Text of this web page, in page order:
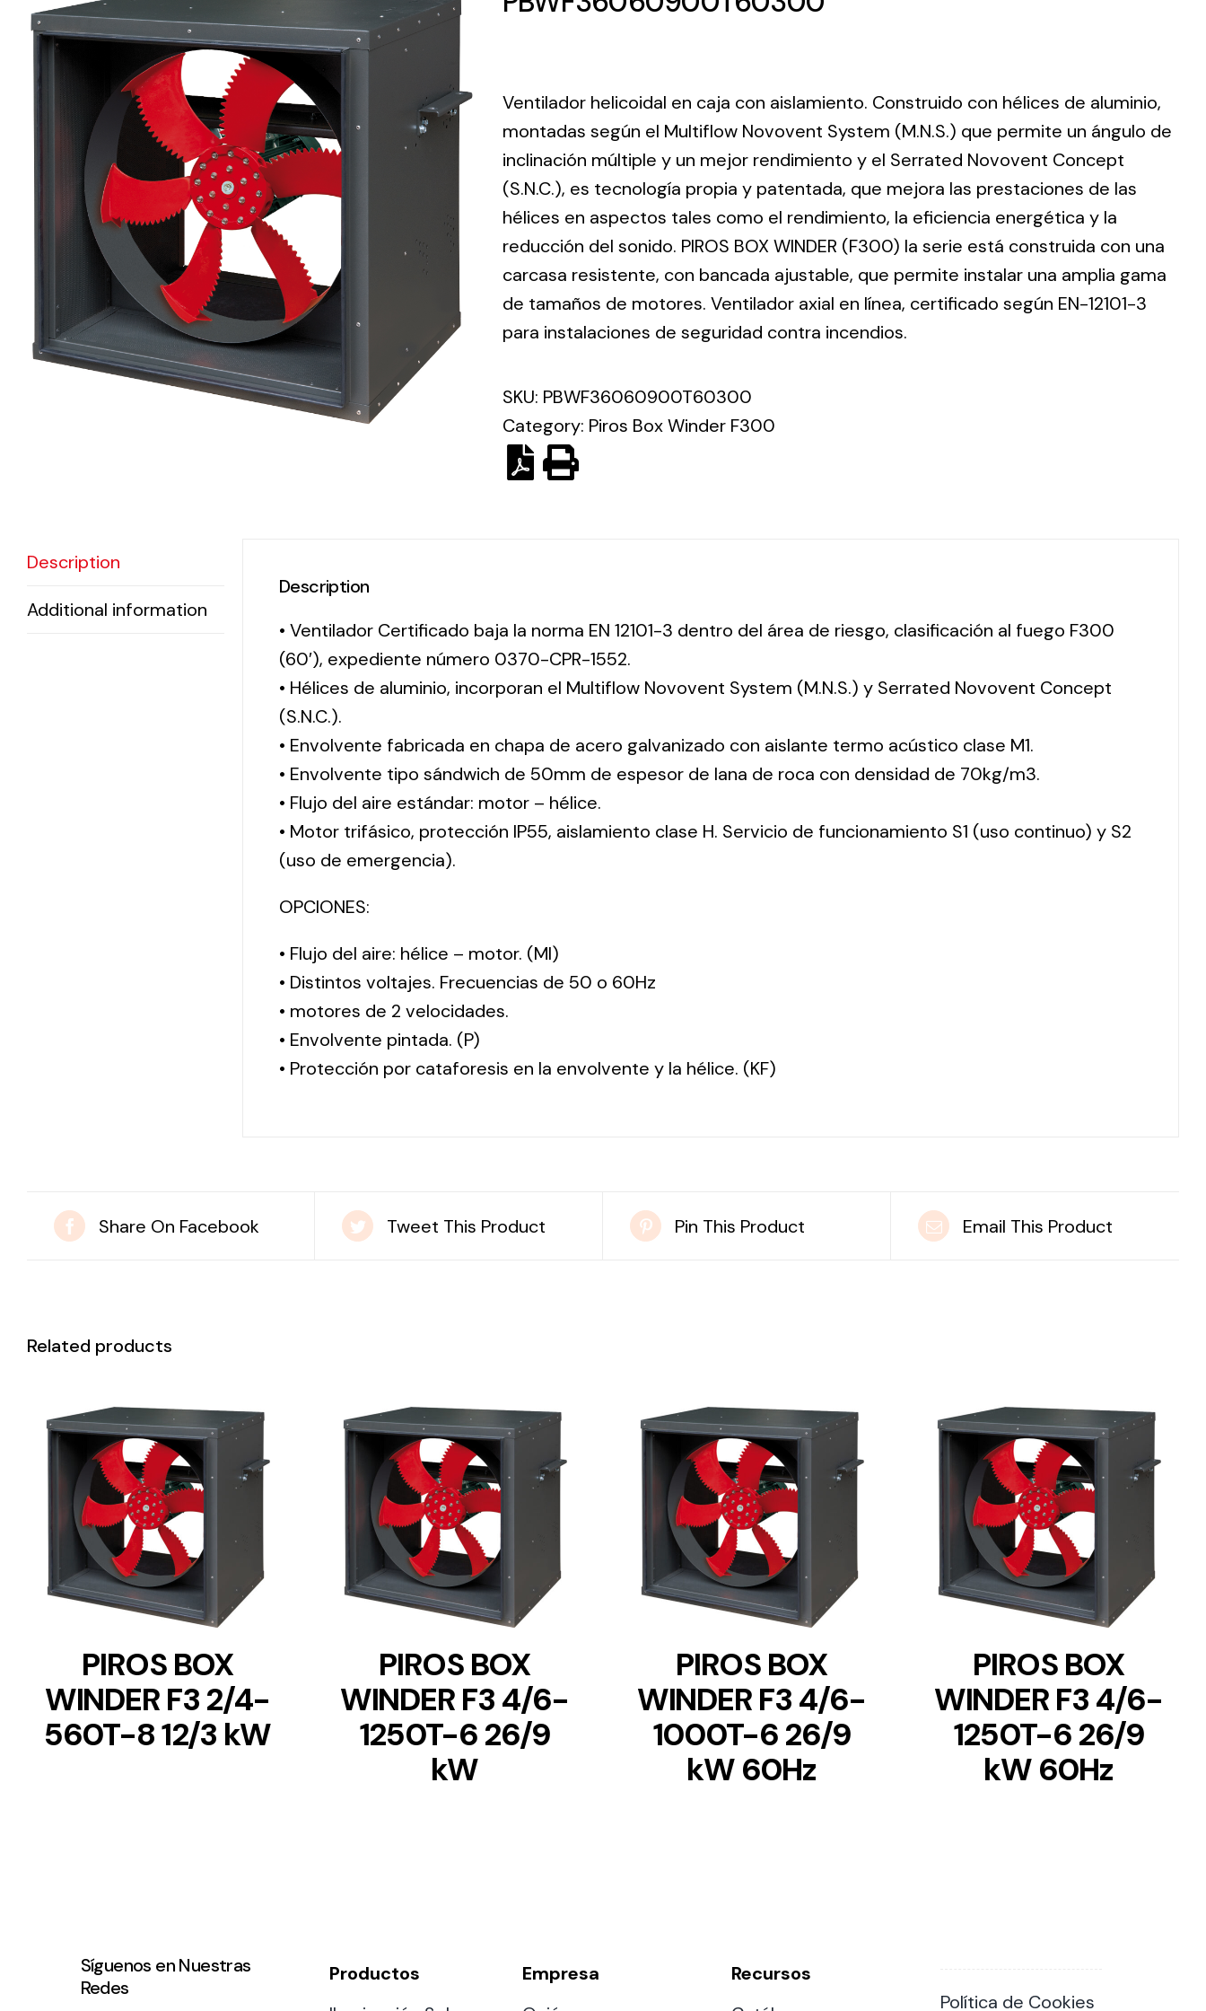
eléctrico.
Lighting and
solutions in
lighting and
material for
each project
and need
incorporation of
Novovent into
the group
meant a greater
offer of
products for
different uses
Solar lighting
Variety of solar
solutions for all
kinds of needs.
Ventilador helicoidal en caja con aislamiento. Construido con hélices de aluminio,
montadas según el Multiflow Novovent System (M.N.S.) que permite un ángulo de
inclinación múltiple y un mejor rendimiento y el Serrated Novovent Concept
(S.N.C.), es tecnología propia y patentada, que mejora las prestaciones de las
hélices en aspectos tales como el rendimiento, la eficiencia energética y la
reducción del sonido. PIROS BOX WINDER (F300) la serie está construida con una
carcasa resistente, con bancada ajustable, que permite instalar una amplia gama
de tamaños de motores. Ventilador axial en línea, certificado según EN-12101-3
para instalaciones de seguridad contra incendios.
SKU: PBWF36060900T60300
Category: Piros Box Winder F300
Description
Additional information
Description
• Ventilador Certificado baja la norma EN 12101-3 dentro del área de riesgo, clasificación al fuego F300
(60′), expediente número 0370-CPR-1552.
• Hélices de aluminio, incorporan el Multiflow Novovent System (M.N.S.) y Serrated Novovent Concept
(S.N.C.).
• Envolvente fabricada en chapa de acero galvanizado con aislante termo acústico clase M1.
• Envolvente tipo sándwich de 50mm de espesor de lana de roca con densidad de 70kg/m3.
• Flujo del aire estándar: motor – hélice.
• Motor trifásico, protección IP55, aislamiento clase H. Servicio de funcionamiento S1 (uso continuo) y S2
(uso de emergencia).
OPCIONES:
• Flujo del aire: hélice – motor. (MI)
• Distintos voltajes. Frecuencias de 50 o 60Hz
• motores de 2 velocidades.
• Envolvente pintada. (P)
• Protección por cataforesis en la envolvente y la hélice. (KF)
Share On Facebook Tweet This Product Pin This Product Email This Product
Related products
DETAILS
PIROS BOX
WINDER F3 2/4-
560T-8 12/3 kW
DETAILS
PIROS BOX
WINDER F3 4/6-
1250T-6 26/9
kW
DETAILS
PIROS BOX
WINDER F3 4/6-
1000T-6 26/9
kW 60Hz
DETAILS
PIROS BOX
WINDER F3 4/6-
1250T-6 26/9
kW 60Hz
Síguenos en Nuestras
Redes
Productos
Empresa
Recursos
Política de Cookies